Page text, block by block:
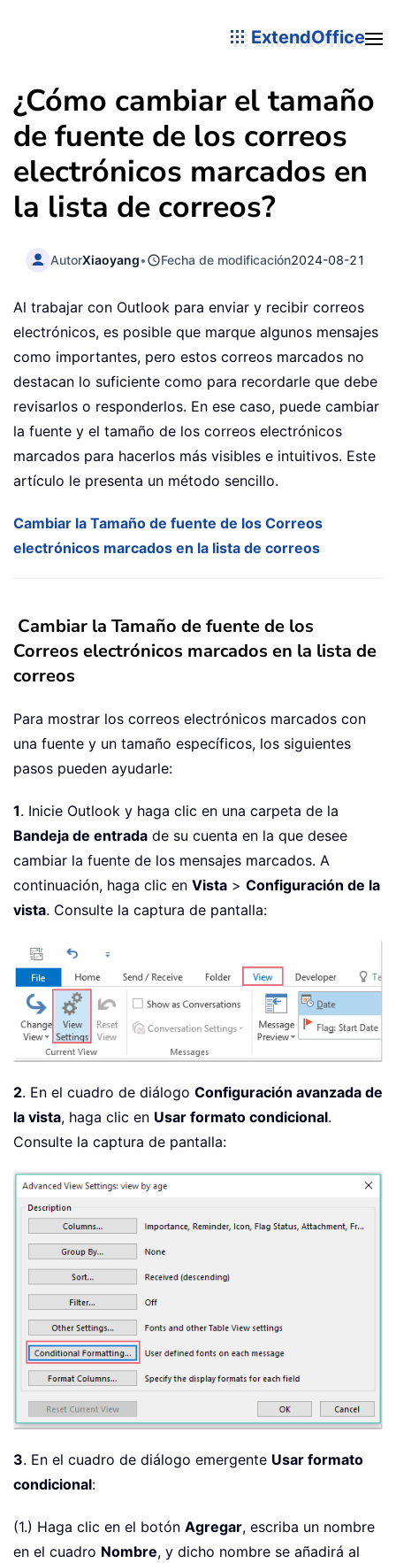
ExtendOffice
¿Cómo cambiar el tamaño
de fuente de los correos
electrónicos marcados en
la lista de correos?
AutorXiaoyang• Fecha de modificación2024-08-21
Al trabajar con Outlook para enviar y recibir correos
electrónicos, es posible que marque algunos mensajes
como importantes, pero estos correos marcados no
destacan lo suficiente como para recordarle que debe
revisarlos o responderlos. En ese caso, puede cambiar
la fuente y el tamaño de los correos electrónicos
marcados para hacerlos más visibles e intuitivos. Este
artículo le presenta un método sencillo.
Cambiar la Tamaño de fuente de los Correos
electrónicos marcados en la lista de correos
Cambiar la Tamaño de fuente de los
Correos electrónicos marcados en la lista de
correos
Para mostrar los correos electrónicos marcados con
una fuente y un tamaño específicos, los siguientes
pasos pueden ayudarle:
1. Inicie Outlook y haga clic en una carpeta de la
Bandeja de entrada de su cuenta en la que desee
cambiar la fuente de los mensajes marcados. A
continuación, haga clic en Vista > Configuración de la
vista. Consulte la captura de pantalla:
2. En el cuadro de diálogo Configuración avanzada de
la vista, haga clic en Usar formato condicional.
Consulte la captura de pantalla:
3. En el cuadro de diálogo emergente Usar formato
condicional:
(1.) Haga clic en el botón Agregar, escriba un nombre
en el cuadro Nombre, y dicho nombre se añadirá al